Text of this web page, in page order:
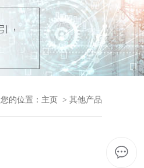
您的位置： 主页 > 其他产品